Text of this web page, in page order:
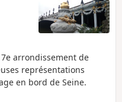
arrondissement de
représentations
en bord de Seine.